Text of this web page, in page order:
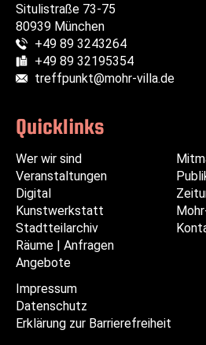
Situlistraße 73-75
80939 München
Telefon:
+49 89 3243264
Fax:
+49 89 32195354
E-Mail:
treffpunkt@mohr-villa.de
Quicklinks
überspringen
Wer wir sind
Veranstaltungen
Digital
Kunstwerkstatt
Stadtteilarchiv
Räume | Anfragen
Angebote
überspringen
Impressum
Datenschutz
Erklärung zur Barrierefreiheit